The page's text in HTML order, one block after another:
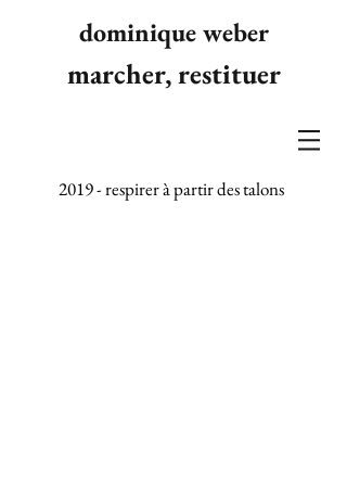
dominique weber
marcher, restituer
2019 - respirer à partir des talons